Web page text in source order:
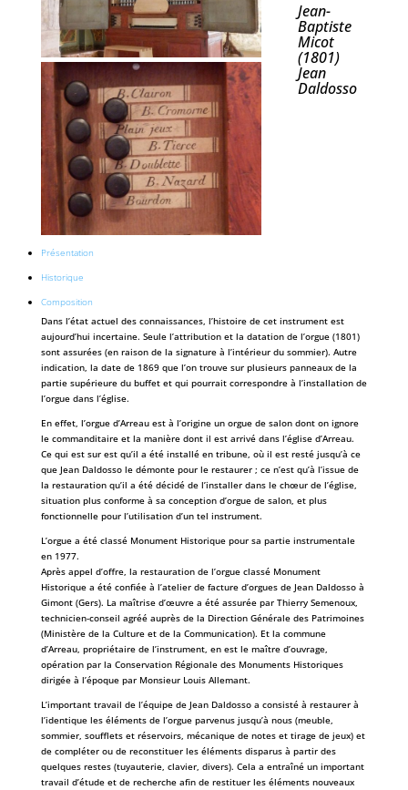
Jean-
Baptiste
Micot
(1801)
Jean
Daldosso
Présentation
Historique
Composition
Dans l’état actuel des connaissances, l’histoire de cet instrument est
aujourd’hui incertaine. Seule l’attribution et la datation de l’orgue (1801)
sont assurées (en raison de la signature à l’intérieur du sommier). Autre
indication, la date de 1869 que l’on trouve sur plusieurs panneaux de la
partie supérieure du buffet et qui pourrait correspondre à l’installation de
l’orgue dans l’église.
En effet, l’orgue d’Arreau est à l’origine un orgue de salon dont on ignore
le commanditaire et la manière dont il est arrivé dans l’église d’Arreau.
Ce qui est sur est qu’il a été installé en tribune, où il est resté jusqu’à ce
que Jean Daldosso le démonte pour le restaurer ; ce n’est qu’à l’issue de
la restauration qu’il a été décidé de l’installer dans le chœur de l’église,
situation plus conforme à sa conception d’orgue de salon, et plus
fonctionnelle pour l’utilisation d’un tel instrument.
L’orgue a été classé Monument Historique pour sa partie instrumentale
en 1977.
Après appel d’offre, la restauration de l’orgue classé Monument
Historique a été confiée à l’atelier de facture d’orgues de Jean Daldosso à
Gimont (Gers). La maîtrise d’œuvre a été assurée par Thierry Semenoux,
technicien-conseil agréé auprès de la Direction Générale des Patrimoines
(Ministère de la Culture et de la Communication). Et la commune
d’Arreau, propriétaire de l’instrument, en est le maître d’ouvrage,
opération par la Conservation Régionale des Monuments Historiques
dirigée à l’époque par Monsieur Louis Allemant.
L’important travail de l’équipe de Jean Daldosso a consisté à restaurer à
l’identique les éléments de l’orgue parvenus jusqu’à nous (meuble,
sommier, soufflets et réservoirs, mécanique de notes et tirage de jeux) et
de compléter ou de reconstituer les éléments disparus à partir des
quelques restes (tuyauterie, clavier, divers). Cela a entraîné un important
travail d’étude et de recherche afin de restituer les éléments nouveaux